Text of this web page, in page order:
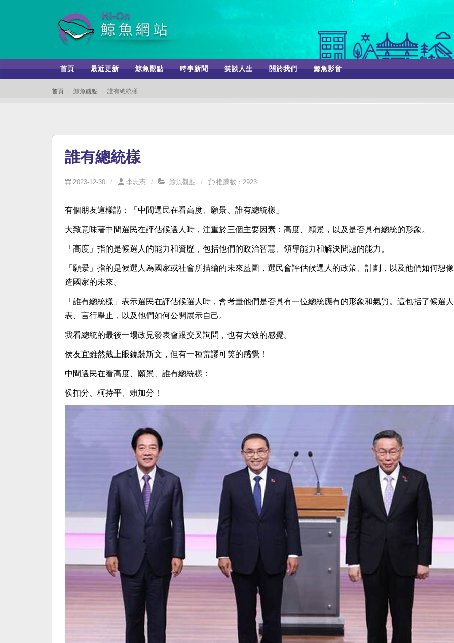
首頁 最近更新 鯨魚觀點 時事新聞 笑談人生 關於我們 鯨魚影音
首頁 鯨魚觀點 誰有總統樣
誰有總統樣
2023-12-30 李忠憲 鯨魚觀點 推薦數：2923
有個朋友這樣講：「中間選民在看高度、願景、誰有總統樣」
大致意味著中間選民在評估候選人時，注重於三個主要因素：高度、願景，以及是否具有總統的形象。
「高度」指的是候選人的能力和資歷，包括他們的政治智慧、領導能力和解決問題的能力。
「願景」指的是候選人為國家或社會所描繪的未來藍圖，選民會評估候選人的政策、計劃，以及他們如何想
造國家的未來。
「誰有總統樣」表示選民在評估候選人時，會考量他們是否具有一位總統應有的形象和氣質。這包括了候選
表、言行舉止，以及他們如何公開展示自己。
我看總統的最後一場政見發表會跟交叉詢問，也有大致的感覺。
侯友宜雖然戴上眼鏡裝斯文，但有一種荒謬可笑的感覺！
中間選民在看高度、願景、誰有總統樣：
侯扣分、柯持平、賴加分！